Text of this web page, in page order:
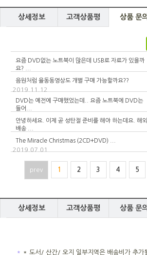
상세정보 고객상품평 상품 문의
요즘 DVD없는 노트북이 많은데 USB로 자료가 있을까
요? ...
음원처럼 율동동영상도 개별 구매 가능할까요??
2019.11.12
DVD는 예전에 구매했었는데.. 요즘 노트북에 DVD는
들어...
안녕하세요. 이제 곧 성탄절 준비를 해야 하는데요. 해외
배송 ...
The Miracle Christmas (2CD+DVD) ...
2019.07.01
prev 1 2 3 4 5
상세정보 고객상품평 상품 문의
＊ * 도서/ 산간/ 오지 일부지역은 배송비가 추가